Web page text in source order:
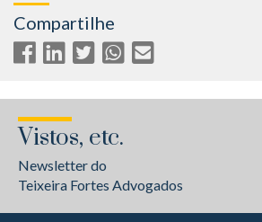
Compartilhe
Vistos, etc.
Newsletter do
Teixeira Fortes Advogados